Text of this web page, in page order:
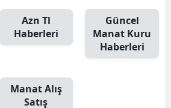
Azn Tl
Haberleri
Güncel
Manat Kuru
Haberleri
Manat Alış
Satış